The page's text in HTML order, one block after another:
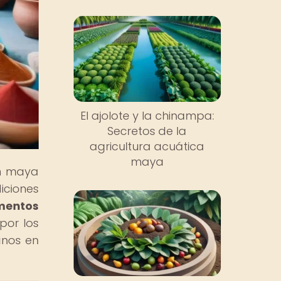
maya
los
en
El ajolote y la chinampa:
Secretos de la
agricultura acuática
maya